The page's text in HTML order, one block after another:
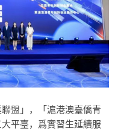
盟」 ，
「滬港澳臺僑青
大平臺，爲實習生延續服